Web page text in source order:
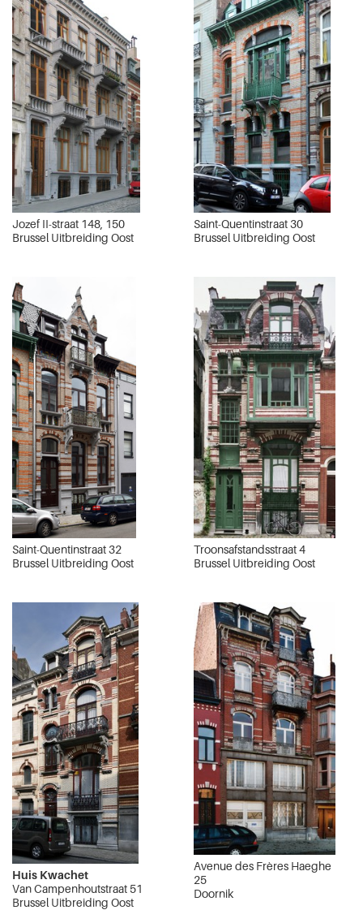
Jozef II-straat 148, 150
Brussel Uitbreiding Oost
Saint-Quentinstraat 30
Brussel Uitbreiding Oost
Saint-Quentinstraat 32
Brussel Uitbreiding Oost
Troonsafstandsstraat 4
Brussel Uitbreiding Oost
Huis Kwachet
Van Campenhoutstraat 51
Brussel Uitbreiding Oost
Avenue des Frères Haeghe
25
Doornik